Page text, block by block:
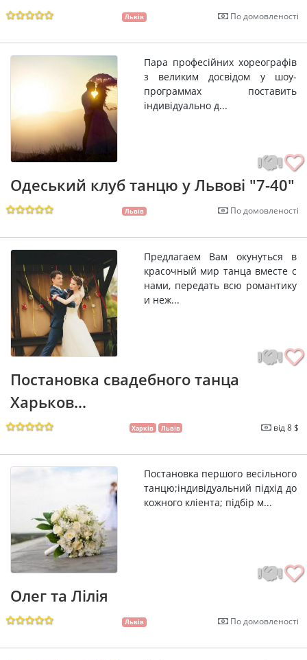
Львів По домовленості
Пара професійних хореографів
з великим досвідом у шоу-
программах поставить
індивідуально д...
Одеський клуб танцю у Львові "7-40"
Львів По домовленості
Предлагаем Вам окунуться в
красочный мир танца вместе с
нами, передать всю романтику
и неж...
Постановка свадебного танца
Харьков...
Харків Львів від 8 $
Постановка першого весiльного
танцю;iндивiдуальний пiдхiд до
кожного клiента; пiдбiр м...
Олег та Лiлiя
Львів По домовленості